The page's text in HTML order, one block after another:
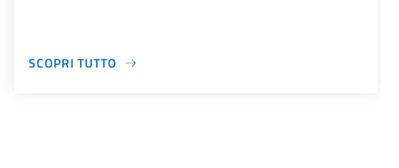
SCOPRI TUTTO